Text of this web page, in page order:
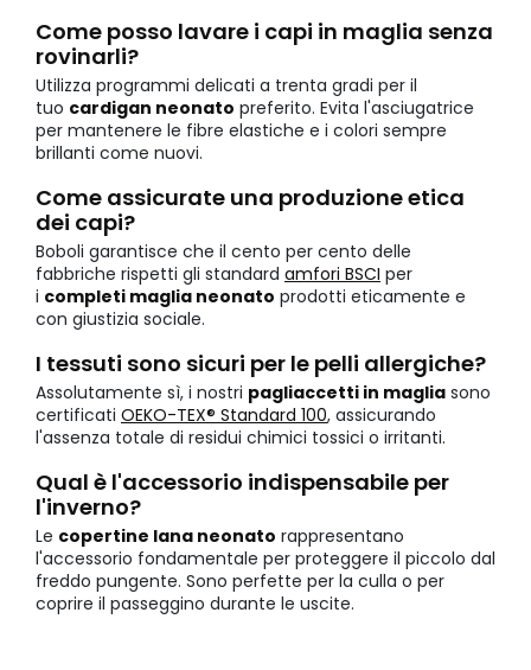
Come posso lavare i capi in maglia senza
rovinarli?
Utilizza programmi delicati a trenta gradi per il
tuo cardigan neonato preferito. Evita l'asciugatrice
per mantenere le fibre elastiche e i colori sempre
brillanti come nuovi.
Come assicurate una produzione etica
dei capi?
Boboli garantisce che il cento per cento delle
fabbriche rispetti gli standard amfori BSCI per
i completi maglia neonato prodotti eticamente e
con giustizia sociale.
I tessuti sono sicuri per le pelli allergiche?
Assolutamente sì, i nostri pagliaccetti in maglia sono
certificati OEKO-TEX® Standard 100, assicurando
l'assenza totale di residui chimici tossici o irritanti.
Qual è l'accessorio indispensabile per
l'inverno?
Le copertine lana neonato rappresentano
l'accessorio fondamentale per proteggere il piccolo dal
freddo pungente. Sono perfette per la culla o per
coprire il passeggino durante le uscite.